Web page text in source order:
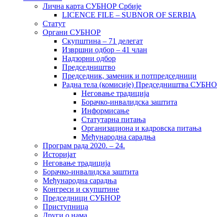
Лична карта СУБНОР Србије
LICENCE FILE – SUBNOR OF SERBIA
Статут
Органи СУБНОР
Скупштина – 71 делегат
Извршни одбор – 41 члан
Надзорни одбор
Председништво
Председник, заменик и потпредседници
Радна тела (комисије) Председништва
Неговање традиција
Борачко-инвалидска заштита
Информисање
Статутарна питања
Организациона и кадровска питања
Међународна сарадња
Програм рада 2020. – 24.
Историјат
Неговање традиција
Борачко-инвалидска заштита
Међународна сарадња
Конгреси и скупштине
Председници СУБНОР
Приступница